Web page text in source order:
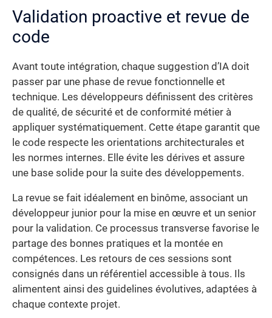
Validation proactive et revue de
code
Avant toute intégration, chaque suggestion d’IA doit
passer par une phase de revue fonctionnelle et
technique. Les développeurs définissent des critères
de qualité, de sécurité et de conformité métier à
appliquer systématiquement. Cette étape garantit que
le code respecte les orientations architecturales et
les normes internes. Elle évite les dérives et assure
une base solide pour la suite des développements.
La revue se fait idéalement en binôme, associant un
développeur junior pour la mise en œuvre et un senior
pour la validation. Ce processus transverse favorise le
partage des bonnes pratiques et la montée en
compétences. Les retours de ces sessions sont
consignés dans un référentiel accessible à tous. Ils
alimentent ainsi des guidelines évolutives, adaptées à
chaque contexte projet.